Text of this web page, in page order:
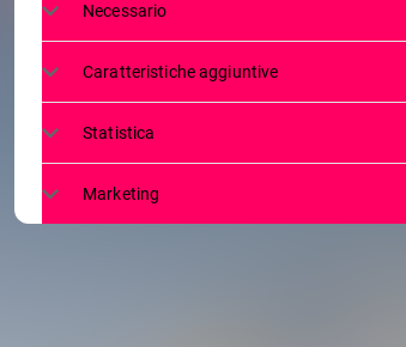
Necessario
Caratteristiche aggiuntive
Statistica
Marketing